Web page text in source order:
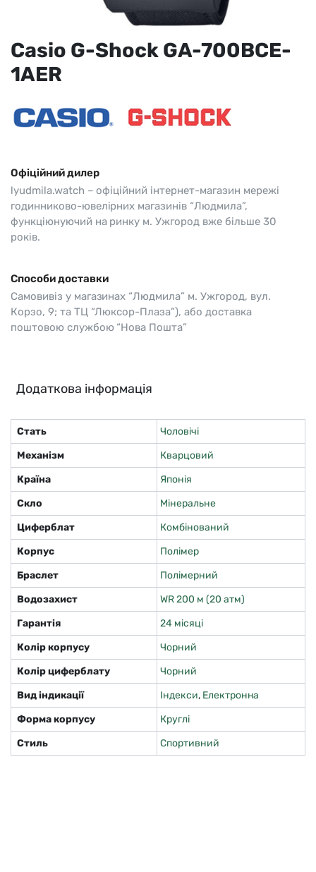
Casio G-Shock GA-700BCE-
1AER
Офіційний дилер
lyudmila.watch – офіційний інтернет-магазин мережі
годинниково-ювелірних магазинів “Людмила”,
функціюнуючий на ринку м. Ужгород вже більше 30
років.
Способи доставки
Самовивіз у магазинах “Людмила” м. Ужгород, вул.
Корзо, 9; та ТЦ “Люксор-Плаза”), або доставка
поштовою службою “Нова Пошта”
Додаткова інформація
Стать
Чоловічі
Механізм
Кварцовий
Країна
Японія
Скло
Мінеральне
Циферблат
Комбінований
Корпус
Полімер
Браслет
Полімерний
Водозахист
WR 200 м (20 атм)
Гарантія
24 місяці
Колір корпусу
Чорний
Колір циферблату
Чорний
Вид індикації
Індекси, Електронна
Форма корпусу
Круглі
Стиль
Спортивний